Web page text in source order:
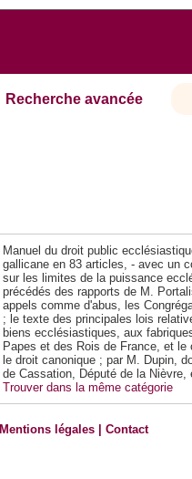
Recherche avancée
Manuel du droit public
gallicane en 83 articles, - avec un
sur les limites de la puissance
précédés des rapports de M.
appels comme d'abus, les
; le texte des principales lois
biens ecclésiastiques, aux
Papes et des Rois de France, et
le droit canonique ; par M. Dupin,
de Cassation, Député de la
Trouver dans la même catégorie
Mentions légales |Contact